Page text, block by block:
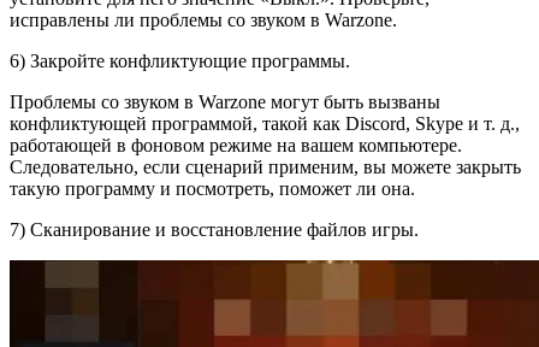
исправлены ли проблемы со звуком в Warzone.
6) Закройте конфликтующие программы.
Проблемы со звуком в Warzone могут быть вызваны
конфликтующей программой, такой как Discord, Skype и т. д.,
работающей в фоновом режиме на вашем компьютере.
Следовательно, если сценарий применим, вы можете закрыть
такую ​​программу и посмотреть, поможет ли она.
7) Сканирование и восстановление файлов игры.